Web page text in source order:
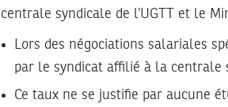
centrale syndicale de l’UGTT et le
Lors des négociations salariales
par le syndicat affilié à la centrale
Ce taux ne se justifie par aucune